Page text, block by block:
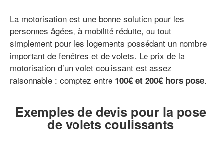
La motorisation est une bonne solution pour les
personnes âgées, à mobilité réduite, ou tout
simplement pour les logements possédant un nombre
important de fenêtres et de volets. Le prix de la
motorisation d’un volet coulissant est assez
raisonnable : comptez entre 100€ et 200€ hors pose.
Exemples de devis pour la pose
de volets coulissants